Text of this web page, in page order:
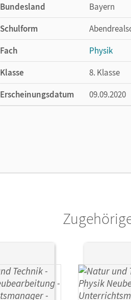
Bundesland
Bayern
Schulform
Fach
Physik
Klasse
8. Klasse
Erscheinungsdatum
09.09.2020